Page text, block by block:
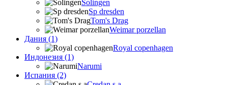
Solingen
Sp dresden
Tom's Drag
Weimar porzellan
Дания (1)
Royal copenhagen
Индонезия (1)
Narumi
Испания (2)